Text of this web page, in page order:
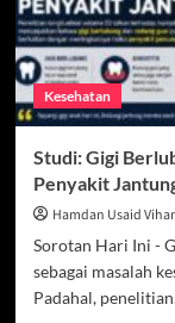
Kesehatan
Studi: Gigi
Penyakit
Hamdan Usaid
Sorotan Hari Ini -
sebagai masalah
Padahal,